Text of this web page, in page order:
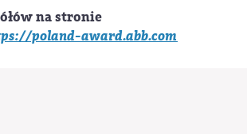
na stronie
poland-award.abb.com